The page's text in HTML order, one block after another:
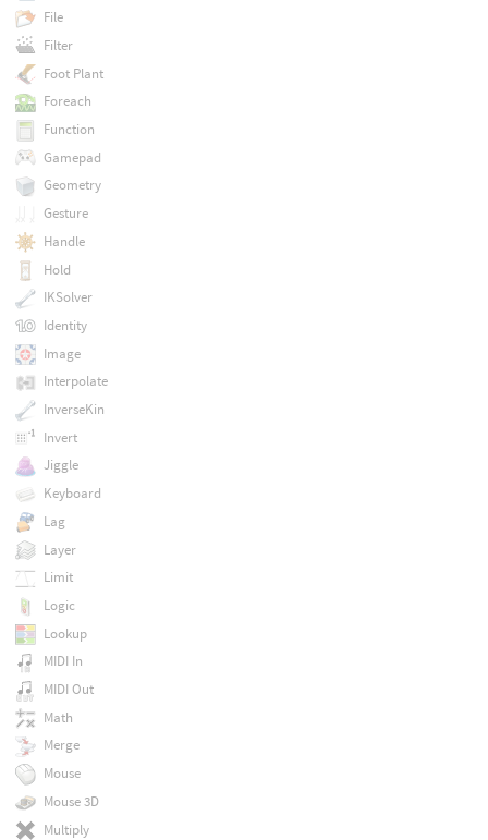
File
Filter
Foot Plant
Foreach
Function
Gamepad
Geometry
Gesture
Handle
Hold
IKSolver
Identity
Image
Interpolate
InverseKin
Invert
Jiggle
Keyboard
Lag
Layer
Limit
Logic
Lookup
MIDI In
MIDI Out
Math
Merge
Mouse
Mouse 3D
Multiply